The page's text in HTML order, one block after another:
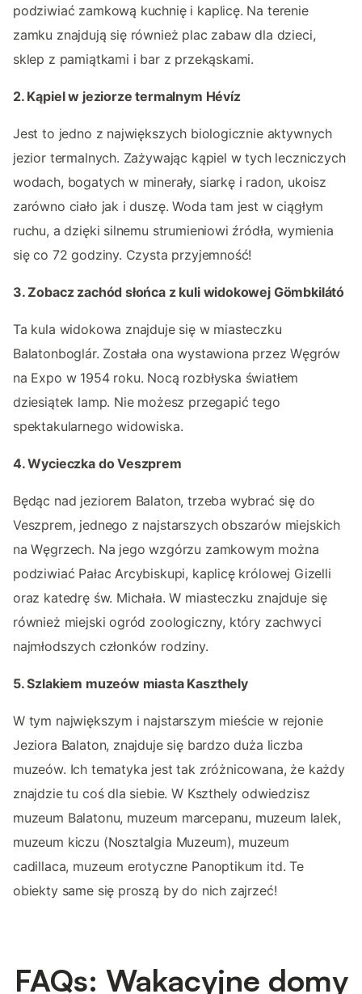
podziwiać zamkową kuchnię i kaplicę. Na terenie
zamku znajdują się również plac zabaw dla dzieci,
sklep z pamiątkami i bar z przekąskami.
2. Kąpiel w jeziorze termalnym Hévíz
Jest to jedno z największych biologicznie aktywnych
jezior termalnych. Zażywając kąpiel w tych leczniczych
wodach, bogatych w minerały, siarkę i radon, ukoisz
zarówno ciało jak i duszę. Woda tam jest w ciągłym
ruchu, a dzięki silnemu strumieniowi źródła, wymienia
się co 72 godziny. Czysta przyjemność!
3. Zobacz zachód słońca z kuli widokowej Gömbkilátó
Ta kula widokowa znajduje się w miasteczku
Balatonboglár. Została ona wystawiona przez Węgrów
na Expo w 1954 roku. Nocą rozbłyska światłem
dziesiątek lamp. Nie możesz przegapić tego
spektakularnego widowiska.
4. Wycieczka do Veszprem
Będąc nad jeziorem Balaton, trzeba wybrać się do
Veszprem, jednego z najstarszych obszarów miejskich
na Węgrzech. Na jego wzgórzu zamkowym można
podziwiać Pałac Arcybiskupi, kaplicę królowej Gizelli
oraz katedrę św. Michała. W miasteczku znajduje się
również miejski ogród zoologiczny, który zachwyci
najmłodszych członków rodziny.
5. Szlakiem muzeów miasta Kaszthely
W tym największym i najstarszym mieście w rejonie
Jeziora Balaton, znajduje się bardzo duża liczba
muzeów. Ich tematyka jest tak zróżnicowana, że każdy
znajdzie tu coś dla siebie. W Kszthely odwiedzisz
muzeum Balatonu, muzeum marcepanu, muzeum lalek,
muzeum kiczu (Nosztalgia Muzeum), muzeum
cadillaca, muzeum erotyczne Panoptikum itd. Te
obiekty same się proszą by do nich zajrzeć!
FAQs: Wakacyjne domy